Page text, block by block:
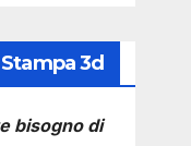
3d
bisogno di